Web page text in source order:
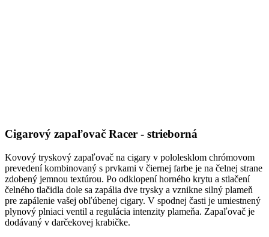
Cigarový zapaľovač Racer - strieborná
Kovový tryskový zapaľovač na cigary v pololesklom chrómovom
prevedení kombinovaný s prvkami v čiernej farbe je na čelnej strane
zdobený jemnou textúrou. Po odklopení horného krytu a stlačení
čelného tlačidla dole sa zapália dve trysky a vznikne silný plameň
pre zapálenie vašej obľúbenej cigary. V spodnej časti je umiestnený
plynový plniaci ventil a regulácia intenzity plameňa. Zapaľovač je
dodávaný v darčekovej krabičke.